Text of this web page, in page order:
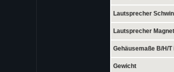
Lautsprecher
Lautsprecher
Gehäusemaße B/H/T
Gewicht